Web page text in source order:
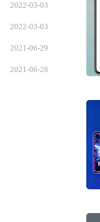
2022-03-03
2022-03-03
2021-06-29
2021-06-28